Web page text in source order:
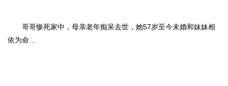
哥哥惨死家中，母亲老年痴呆去世，她57岁至今未婚和妹妹相
依为命…